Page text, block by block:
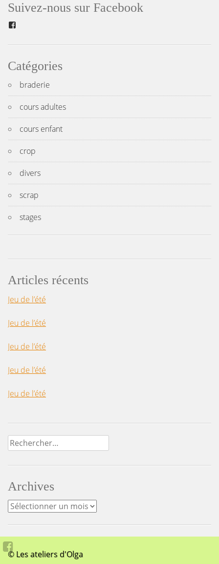
l’article
Suivez-nous sur Facebook
Catégories
braderie
cours adultes
cours enfant
crop
divers
scrap
stages
Articles récents
Jeu de l’été
Jeu de l’été
Jeu de l’été
Jeu de l’été
Jeu de l’été
Rechercher :
Archives
Archives
© Les ateliers d'Olga